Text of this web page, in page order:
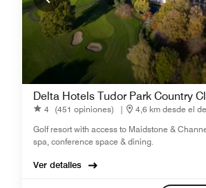
Delta Hotels Tudor Park Country
4 (451 opiniones) |
4,6 km desde el
Golf resort with access to Maidstone &
spa, conference space & dining.
Ver detalles